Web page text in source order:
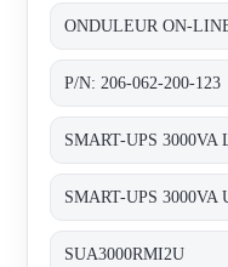
P/N: 206-062-200-123
SUA3000RMI2U